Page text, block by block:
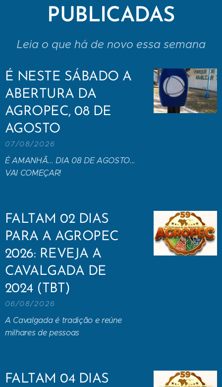
PUBLICADAS
Leia o que há de novo essa semana
É NESTE SÁBADO A
ABERTURA DA
AGROPEC, 08 DE
AGOSTO
07/08/2026
É AMANHÃ... DIA 08 DE AGOSTO...
VAI COMEÇAR!
FALTAM 02 DIAS
PARA A AGROPEC
2026: REVEJA A
CAVALGADA DE
2024 (TBT)
06/08/2026
A Cavalgada é tradição e reúne
milhares de pessoas
FALTAM 04 DIAS